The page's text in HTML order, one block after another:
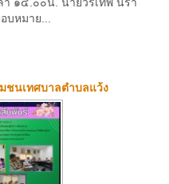
หมาย...
ชนเทศบาลตำบลแว้ง